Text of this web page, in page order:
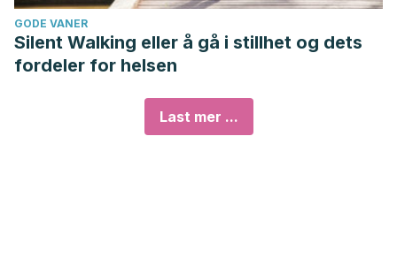
GODE VANER
Silent Walking eller å gå i stillhet og dets
fordeler for helsen
Last mer ...